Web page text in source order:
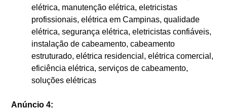
elétrica, manutenção elétrica, eletricistas
profissionais, elétrica em Campinas, qualidade
elétrica, segurança elétrica, eletricistas confiáveis,
instalação de cabeamento, cabeamento
estruturado, elétrica residencial, elétrica comercial,
eficiência elétrica, serviços de cabeamento,
soluções elétricas
Anúncio 4: